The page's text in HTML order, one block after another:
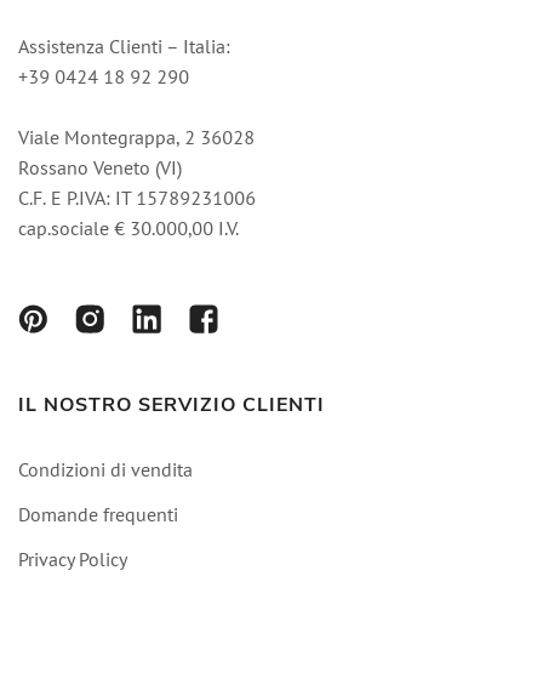
Assistenza Clienti – Italia:
+39 0424 18 92 290
Viale Montegrappa, 2 36028
Rossano Veneto (VI)
C.F. E P.IVA: IT 15789231006
cap.sociale € 30.000,00 I.V.
IL NOSTRO SERVIZIO CLIENTI
Condizioni di vendita
Domande frequenti
Privacy Policy